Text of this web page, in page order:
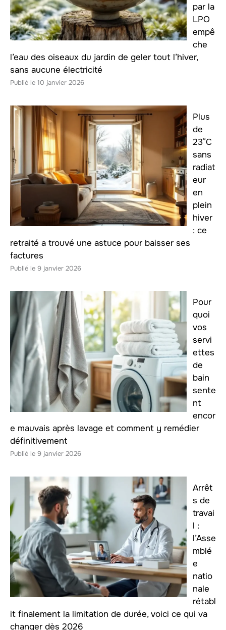
par la
LPO
empê
che
l’eau des oiseaux du jardin de geler tout l’hiver,
sans aucune électricité
10 janvier 2026
Plus
de
23°C
sans
radiat
eur
en
plein
hiver
: ce
retraité a trouvé une astuce pour baisser ses
factures
9 janvier 2026
Pour
quoi
vos
servi
ettes
de
bain
sente
nt
encor
e mauvais après lavage et comment y remédier
définitivement
9 janvier 2026
Arrêt
s de
travai
l :
l’Asse
mblé
e
natio
nale
rétabl
it finalement la limitation de durée, voici ce qui va
changer dès 2026